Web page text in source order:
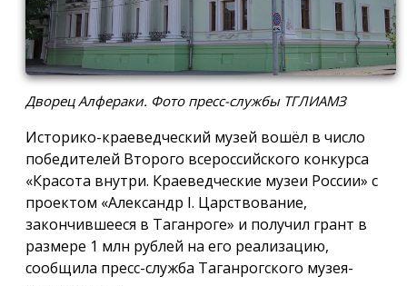
Дворец Алфераки. Фото пресс-службы ТГЛИАМЗ
Историко-краеведческий музей вошёл в число
победителей Второго всероссийского конкурса
«Красота внутри. Краеведческие музеи России» с
проектом «Александр I. Царствование,
закончившееся в Таганроге» и получил грант в
размере 1 млн рублей на его реализацию,
сообщила пресс-служба Таганрогского музея-